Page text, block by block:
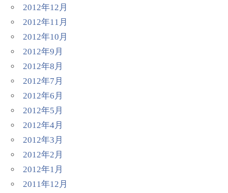
2012年12月
2012年11月
2012年10月
2012年9月
2012年8月
2012年7月
2012年6月
2012年5月
2012年4月
2012年3月
2012年2月
2012年1月
2011年12月